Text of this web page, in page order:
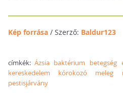
Kép forrása/ Szerző: Baldur123
címkék: Ázsia baktérium betegség
kereskedelem
kórokozó meleg
pestisjárvány